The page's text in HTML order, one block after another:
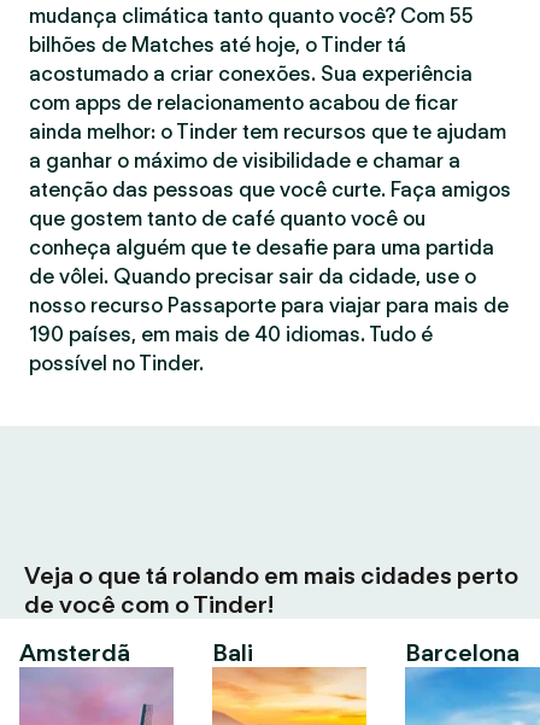
mudança climática tanto quanto você? Com 55
bilhões de Matches até hoje, o Tinder tá
acostumado a criar conexões. Sua experiência
com apps de relacionamento acabou de ficar
ainda melhor: o Tinder tem recursos que te ajudam
a ganhar o máximo de visibilidade e chamar a
atenção das pessoas que você curte. Faça amigos
que gostem tanto de café quanto você ou
conheça alguém que te desafie para uma partida
de vôlei. Quando precisar sair da cidade, use o
nosso recurso Passaporte para viajar para mais de
190 países, em mais de 40 idiomas. Tudo é
possível no Tinder.
Veja o que tá rolando em mais cidades perto
de você com o Tinder!
Amsterdã
Bali Barcelona